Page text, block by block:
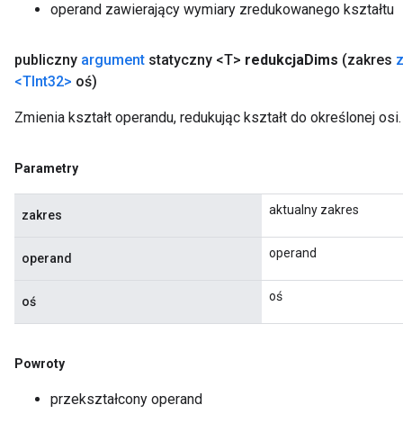
operand zawierający wymiary zredukowanego kształtu
publiczny argument statyczny <T> redukcjaDims (zakres
<TInt32> oś)
Zmienia kształt operandu, redukując kształt do określonej osi.
Parametry
zakres aktualny zakres
operand operand
oś oś
Powroty
przekształcony operand